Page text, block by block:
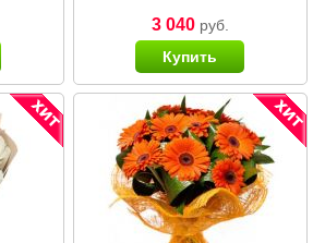
3 040руб.
Купить